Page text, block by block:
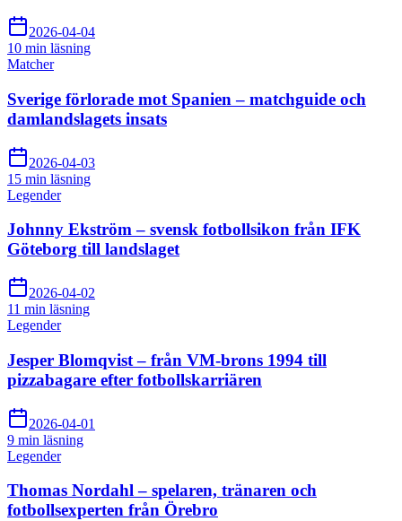
2026-04-04
10 min läsning
Matcher
Sverige förlorade mot Spanien – matchguide och
damlandslagets insats
2026-04-03
15 min läsning
Legender
Johnny Ekström – svensk fotbollsikon från IFK
Göteborg till landslaget
2026-04-02
11 min läsning
Legender
Jesper Blomqvist – från VM-brons 1994 till
pizzabagare efter fotbollskarriären
2026-04-01
9 min läsning
Legender
Thomas Nordahl – spelaren, tränaren och
fotbollsexperten från Örebro